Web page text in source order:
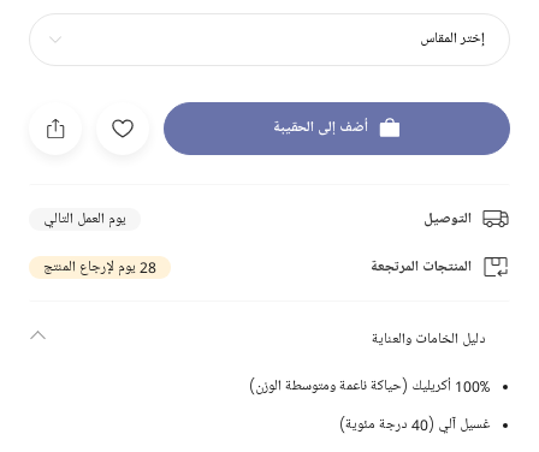
إختر المقاس
أضف إلى الحقيبة
التوصيل يوم العمل التالي
المنتجات المرتجعة 28 يوم لإرجاع المنتج
دليل الخامات والعناية
100% أكريليك (حياكة ناعمة ومتوسطة الوزن)
غسيل آلي (40 درجة مئوية)